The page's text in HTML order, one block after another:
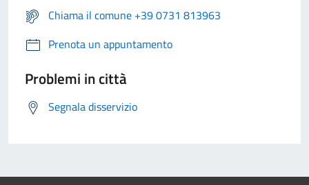
Chiama il comune +39 0731 813963
Prenota un appuntamento
Problemi in città
Segnala disservizio